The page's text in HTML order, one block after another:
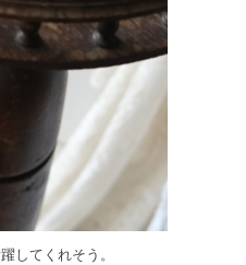
してくれそう。